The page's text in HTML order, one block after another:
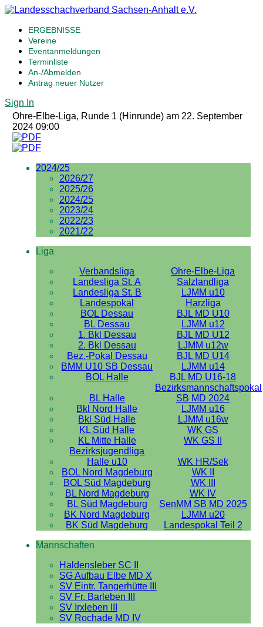
ERGEBNISSE
Vereine
Eventanmeldungen
Terminliste
An-/Abmelden
Antrag neuer Nutzer
Sign In
Ohre-Elbe-Liga, Runde 1 (Hinrunde) am 22. September
2024 09:00
2024/25
2026/27
2025/26
2024/25
2023/24
2022/23
2021/22
Liga
Verbandsliga
Ohre-Elbe-Liga
Landesliga St. A
Salzlandliga
Landesliga St. B
LJMM u10
Landespokal
Harzliga
BOL Dessau
BJL MD U10
BL Dessau
LJMM u12
1. Bkl Dessau
BJL MD U12
2. Bkl Dessau
LJMM u12w
Bez.-Pokal Dessau
BJL MD U14
BMM U10 SB Dessau
LJMM u14
BOL Halle
BJL MD U16-18
BL Halle
Bezirksmannschaftspokal
SB MD 2024
Bkl Nord Halle
LJMM u16
Bkl Süd Halle
LJMM u16w
KL Süd Halle
WK GS
KL Mitte Halle
WK GS II
Bezirksjugendliga
Halle u10
WK HR/Sek
BOL Nord Magdeburg
WK II
BOL Süd Magdeburg
WK III
BL Nord Magdeburg
WK IV
BL Süd Magdeburg
SenMM SB MD 2025
BK Nord Magdeburg
LJMM u20
BK Süd Magdeburg
Landespokal Teil 2
Mannschaften
Haldensleber SC II
SG Aufbau Elbe MD X
SV Eintr. Tangerhütte III
SV Fr. Barleben III
SV Irxleben III
SV Rochade MD IV